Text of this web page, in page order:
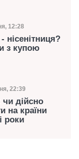
12:28
з купою
22:39
чи дійсно
на країни
роки